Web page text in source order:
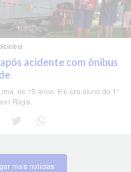
acidente com ônibus
de 15 anos. Ele era aluno do 1°
Régis.
mais notícias